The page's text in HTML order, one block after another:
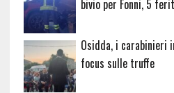
bivio per Fonni, 5
Osidda, i carabinieri
focus sulle truffe